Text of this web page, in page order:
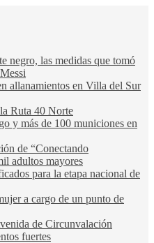
negro, las medidas que tomó
allanamientos en Villa del Sur
Ruta 40 Norte
y más de 100 municiones en
de “Conectando
adultos mayores
para la etapa nacional de
a cargo de un punto de
de Circunvalación
fuertes